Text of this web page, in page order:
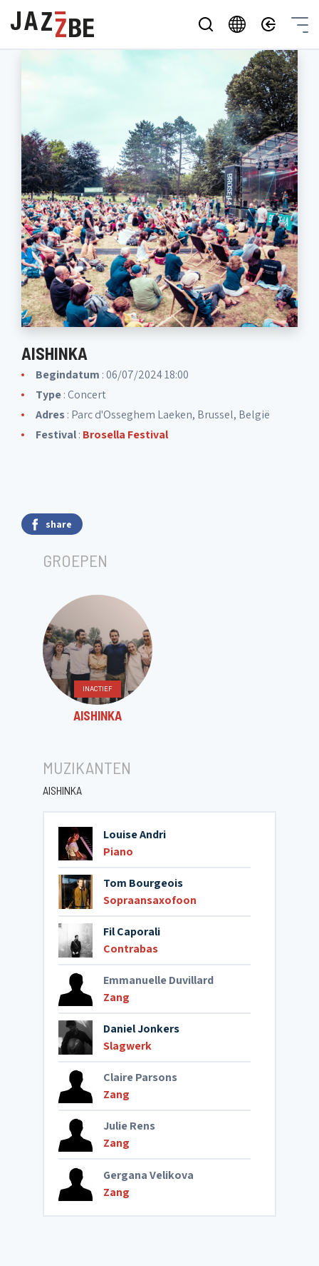
AISHINKA
Begindatum : 06/07/2024 18:00
Type: Concert
Adres: Parc d'Osseghem Laeken, Brussel, België
Festival: Brosella Festival
share
GROEPEN
INACTIEF
AISHINKA
MUZIKANTEN
AISHINKA
Louise Andri
Piano
Tom Bourgeois
Sopraansaxofoon
Fil Caporali
Contrabas
Emmanuelle Duvillard
Zang
Daniel Jonkers
Slagwerk
Claire Parsons
Zang
Julie Rens
Zang
Gergana Velikova
Zang